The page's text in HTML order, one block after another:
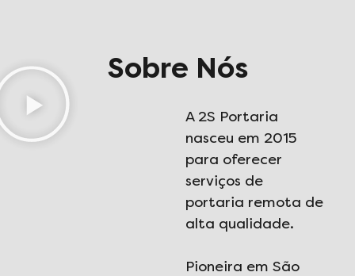
Sobre Nós
A 2S Portaria
nasceu em 2015
para oferecer
serviços de
portaria remota de
alta qualidade.
Pioneira em São